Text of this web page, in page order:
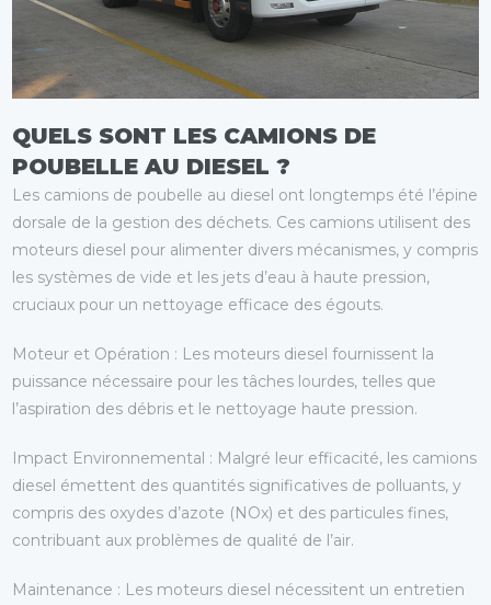
QUELS SONT LES CAMIONS DE
POUBELLE AU DIESEL ?
Les camions de poubelle au diesel ont longtemps été l’épine
dorsale de la gestion des déchets. Ces camions utilisent des
moteurs diesel pour alimenter divers mécanismes, y compris
les systèmes de vide et les jets d’eau à haute pression,
cruciaux pour un nettoyage efficace des égouts.
Moteur et Opération : Les moteurs diesel fournissent la
puissance nécessaire pour les tâches lourdes, telles que
l’aspiration des débris et le nettoyage haute pression.
Impact Environnemental : Malgré leur efficacité, les camions
diesel émettent des quantités significatives de polluants, y
compris des oxydes d’azote (NOx) et des particules fines,
contribuant aux problèmes de qualité de l’air.
Maintenance : Les moteurs diesel nécessitent un entretien